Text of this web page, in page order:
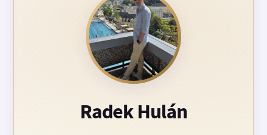
Radek Hulán